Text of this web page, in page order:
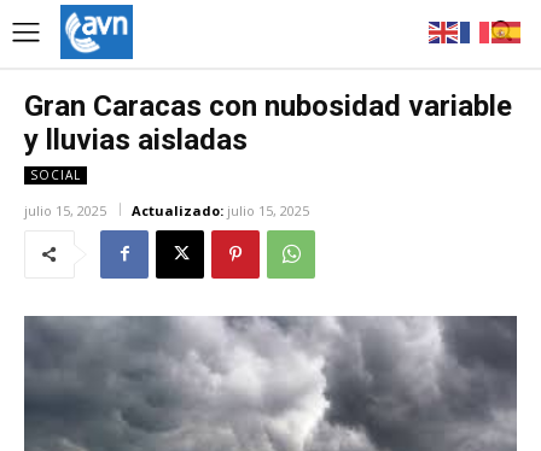
Gran Caracas con nubosidad variable
y lluvias aisladas
SOCIAL
julio 15, 2025 Actualizado: julio 15, 2025